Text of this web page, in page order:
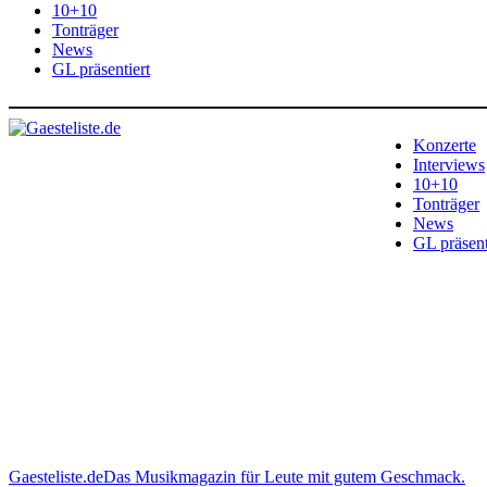
10+10
Tonträger
News
GL präsentiert
Konzerte
Interviews
10+10
Tonträger
News
GL
Gaesteliste.deDas Musikmagazin für Leute mit gutem Geschmack.